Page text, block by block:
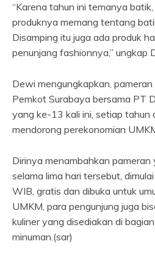
“Karena tahun ini temanya
produknya memang tentang
Disamping itu juga ada produk
penunjang fashionnya,” ungkap
Dewi mengungkapkan,
Pemkot Surabaya bersama PT
yang ke-13 kali ini, setiap tahun
mendorong perekonomian
Dirinya menambahkan pameran
selama lima hari tersebut,
WIB, gratis dan dibuka untuk
UMKM, para pengunjung juga
kuliner yang disediakan di
minuman.(sar)